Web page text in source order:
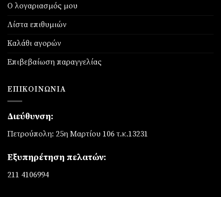
Ο λογαριασμός μου
Λίστα επιθυμιών
Καλάθι αγορών
Επιβεβαίωση παραγγελίας
ΕΠΙΚΟΙΝΩΝΊΑ
Διεύθυνση:
Πετρούπολη: 25η Μαρτίου 106 τ.κ.13231
Εξυπηρέτηση πελατών:
211 4106994